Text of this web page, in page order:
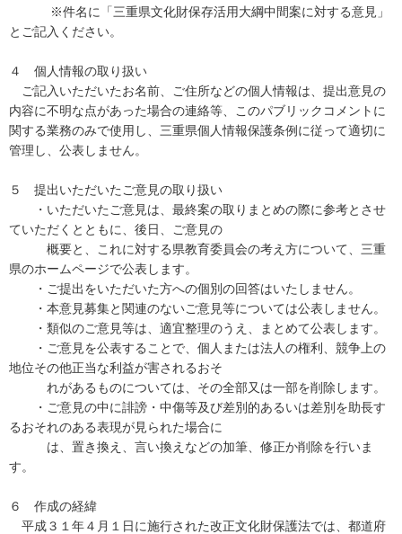
※件名に「三重県文化財保存活用大綱中間案に対する意見」
とご記入ください。
４ 個人情報の取り扱い
ご記入いただいたお名前、ご住所などの個人情報は、提出意見の
内容に不明な点があった場合の連絡等、このパブリックコメントに
関する業務のみで使用し、三重県個人情報保護条例に従って適切に
管理し、公表しません。
５ 提出いただいたご意見の取り扱い
・いただいたご意見は、最終案の取りまとめの際に参考とさせ
ていただくとともに、後日、ご意見の
概要と、これに対する県教育委員会の考え方について、三重
県のホームページで公表します。
・ご提出をいただいた方への個別の回答はいたしません。
・本意見募集と関連のないご意見等については公表しません。
・類似のご意見等は、適宜整理のうえ、まとめて公表します。
・ご意見を公表することで、個人または法人の権利、競争上の
地位その他正当な利益が害されるおそ
れがあるものについては、その全部又は一部を削除します。
・ご意見の中に誹謗・中傷等及び差別的あるいは差別を助長す
るおそれのある表現が見られた場合に
は、置き換え、言い換えなどの加筆、修正か削除を行いま
す。
６ 作成の経緯
平成３１年４月１日に施行された改正文化財保護法では、都道府